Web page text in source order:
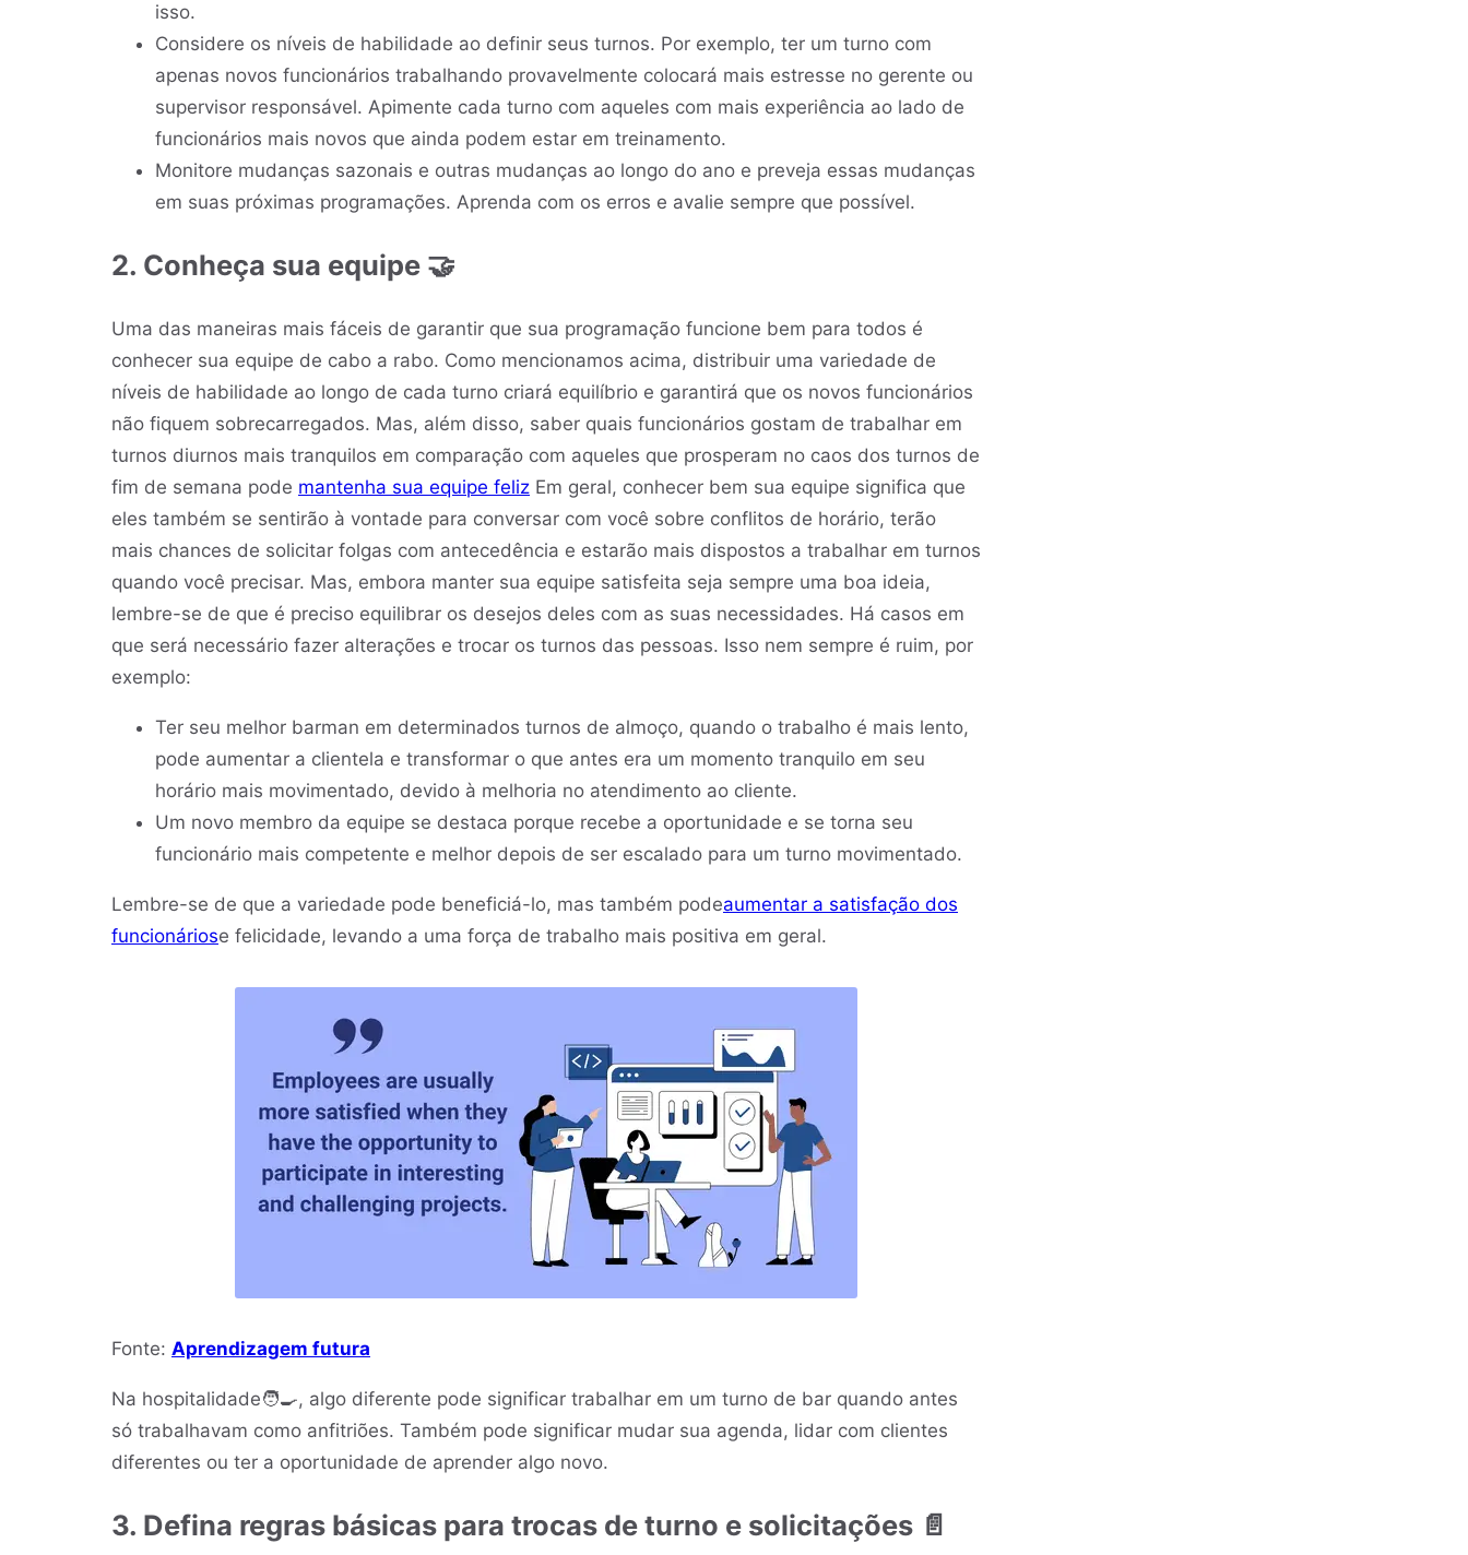
isso.
Considere os níveis de habilidade ao definir seus turnos. Por exemplo, ter um turno com
apenas novos funcionários trabalhando provavelmente colocará mais estresse no gerente ou
supervisor responsável. Apimente cada turno com aqueles com mais experiência ao lado de
funcionários mais novos que ainda podem estar em treinamento.
Monitore mudanças sazonais e outras mudanças ao longo do ano e preveja essas mudanças
em suas próximas programações. Aprenda com os erros e avalie sempre que possível.
2. Conheça sua equipe 🤝
Uma das maneiras mais fáceis de garantir que sua programação funcione bem para todos é
conhecer sua equipe de cabo a rabo. Como mencionamos acima, distribuir uma variedade de
níveis de habilidade ao longo de cada turno criará equilíbrio e garantirá que os novos funcionários
não fiquem sobrecarregados. Mas, além disso, saber quais funcionários gostam de trabalhar em
turnos diurnos mais tranquilos em comparação com aqueles que prosperam no caos dos turnos de
fim de semana pode mantenha sua equipe feliz Em geral, conhecer bem sua equipe significa que
eles também se sentirão à vontade para conversar com você sobre conflitos de horário, terão
mais chances de solicitar folgas com antecedência e estarão mais dispostos a trabalhar em turnos
quando você precisar. Mas, embora manter sua equipe satisfeita seja sempre uma boa ideia,
lembre-se de que é preciso equilibrar os desejos deles com as suas necessidades. Há casos em
que será necessário fazer alterações e trocar os turnos das pessoas. Isso nem sempre é ruim, por
exemplo:
Ter seu melhor barman em determinados turnos de almoço, quando o trabalho é mais lento,
pode aumentar a clientela e transformar o que antes era um momento tranquilo em seu
horário mais movimentado, devido à melhoria no atendimento ao cliente.
Um novo membro da equipe se destaca porque recebe a oportunidade e se torna seu
funcionário mais competente e melhor depois de ser escalado para um turno movimentado.
Lembre-se de que a variedade pode beneficiá-lo, mas também podeaumentar a satisfação dos
funcionáriose felicidade, levando a uma força de trabalho mais positiva em geral.
Fonte: Aprendizagem futura
Na hospitalidade🧑‍🍳, algo diferente pode significar trabalhar em um turno de bar quando antes
só trabalhavam como anfitriões. Também pode significar mudar sua agenda, lidar com clientes
diferentes ou ter a oportunidade de aprender algo novo.
3. Defina regras básicas para trocas de turno e solicitações 📄